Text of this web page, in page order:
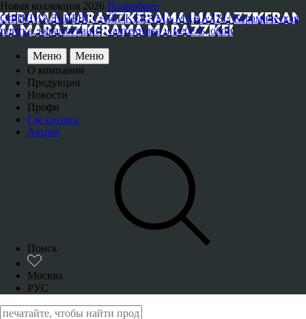
Новая коллекция 2026 Подробнее
ОФИЦИАЛЬНЫЙ САЙТ KERAMA MARAZZI | Керамическая
плитка, керамогранит, сантехника и мебель, обои
Меню
Меню
О компании
Продукция
Новости
Профи
Где купить
Акции
Поиск
Москва
РУС